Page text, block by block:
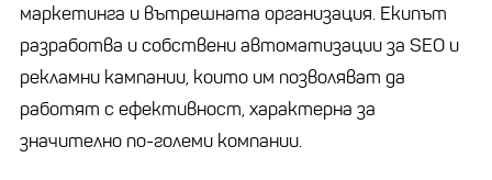
маркетинга и вътрешната организация. Екипът
разработва и собствени автоматизации за SEO и
рекламни кампании, които им позволяват да
работят с ефективност, характерна за
значително по-големи компании.